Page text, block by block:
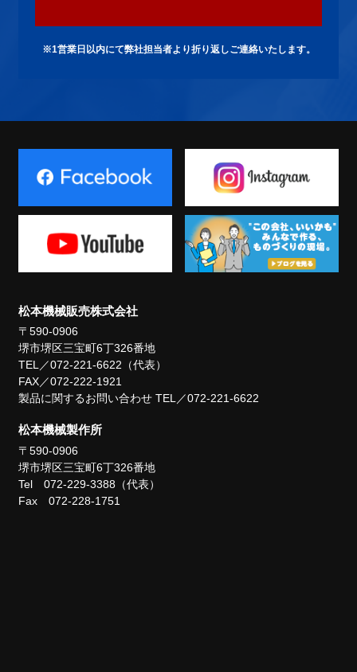
※1営業日以内にて弊社担当者より折り返しご連絡いたします。
松本機械販売株式会社
〒590-0906
堺市堺区三宝町6丁326番地
TEL／072-221-6622（代表）
FAX／072-222-1921
製品に関するお問い合わせ TEL／072-221-6622
松本機械製作所
〒590-0906
堺市堺区三宝町6丁326番地
Tel 072-229-3388（代表）
Fax 072-228-1751